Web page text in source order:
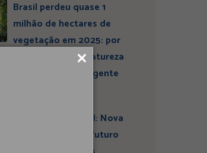
Brasil perdeu quase 1
milhão de hectares de
vegetação em 2025: por
que conservar a natureza
continua sendo urgente
Entrevista ESBrasil: Nova
liderança projeta futuro